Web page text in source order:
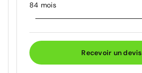
84 mois
Recevoir un devis